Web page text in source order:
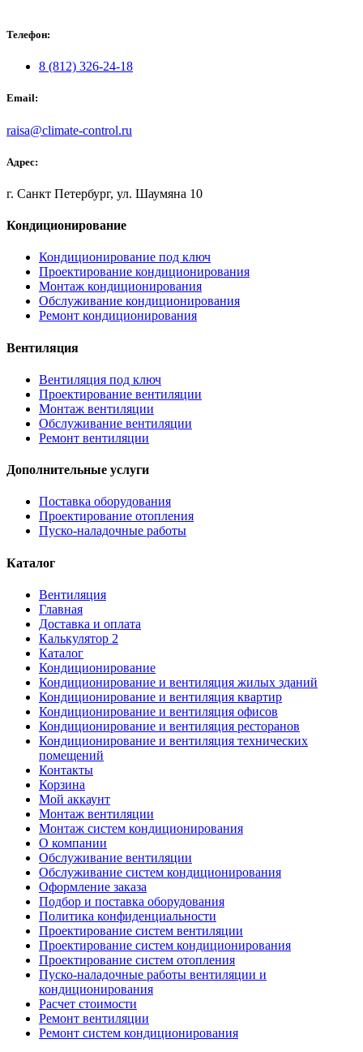
Телефон:
8 (812) 326-24-18
Email:
raisa@climate-control.ru
Адрес:
г. Санкт Петербург, ул. Шаумяна 10
Кондиционирование
Кондиционирование под ключ
Проектирование кондиционирования
Монтаж кондиционирования
Обслуживание кондиционирования
Ремонт кондиционирования
Вентиляция
Вентиляция под ключ
Проектирование вентиляции
Монтаж вентиляции
Обслуживание вентиляции
Ремонт вентиляции
Дополнительные услуги
Поставка оборудования
Проектирование отопления
Пуско-наладочные работы
Каталог
Вентиляция
Главная
Доставка и оплата
Калькулятор 2
Каталог
Кондиционирование
Кондиционирование и вентиляция жилых зданий
Кондиционирование и вентиляция квартир
Кондиционирование и вентиляция офисов
Кондиционирование и вентиляция ресторанов
Кондиционирование и вентиляция технических
помещений
Контакты
Корзина
Мой аккаунт
Монтаж вентиляции
Монтаж систем кондиционирования
О компании
Обслуживание вентиляции
Обслуживание систем кондиционирования
Оформление заказа
Подбор и поставка оборудования
Политика конфиденциальности
Проектирование систем вентиляции
Проектирование систем кондиционирования
Проектирование систем отопления
Пуско-наладочные работы вентиляции и
кондиционирования
Расчет стоимости
Ремонт вентиляции
Ремонт систем кондиционирования